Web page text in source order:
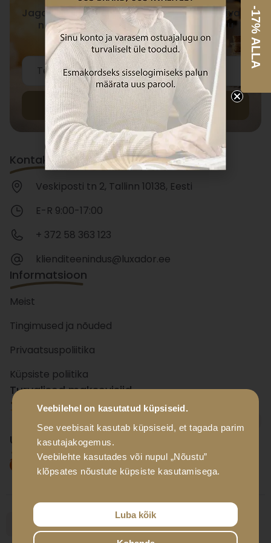
Veebilehel on kasutatud küpsiseid.
See veebisait kasutab küpsiseid, et tagada parim
kasutajakogemus.
Veebilehte kasutades või nupul „Nõustu”
klõpsates nõustute küpsiste kasutamisega.
Luba kõik
Jagame Sinuga eksklusiivseid ja inspireerivaid
nõuandeid, mis toetavad Sinu teadlikku
elustiili.
Liitu
Kontaktid
Veskiposti tn 2, Tallinn 10138, Eesti
E-R 9:00-17:00
+ 372 58 363 123
klienditeenindus@luxador.ee
Informatsioon
Meist
Tingimused ja nõuded
Privaatsuspoliitika
Küpsiste poliitika
Turvalised maksevisiid
panka
Usaldusväärsed tarnevisiid
-17% ALLA